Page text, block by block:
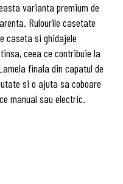
varianta premium de
Rulourile casetate
caseta si ghidajele
ceea ce contribuie la
finala din capatul de
si o ajuta sa coboare
manual sau electric.